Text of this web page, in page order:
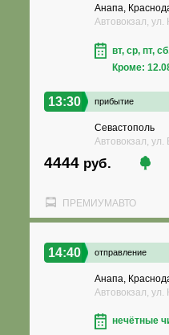
Анапа,
Автовокзал, ул.
вт, ср, пт,
Кроме:
13:30 прибытие
Севастополь
Автовокзал, ул.
4444 руб.
ПРЕМИУМАВТО
14:40 отправление
Анапа,
Автовокзал, ул.
нечётные